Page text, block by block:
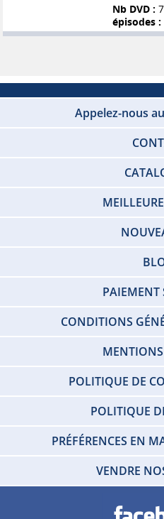
Nb DVD : 7
épisodes :
Appelez-nous
PAIEMENT
CONDITIONS
POLITIQUE DE
POLITIQUE
PRÉFÉRENCES EN
VENDRE